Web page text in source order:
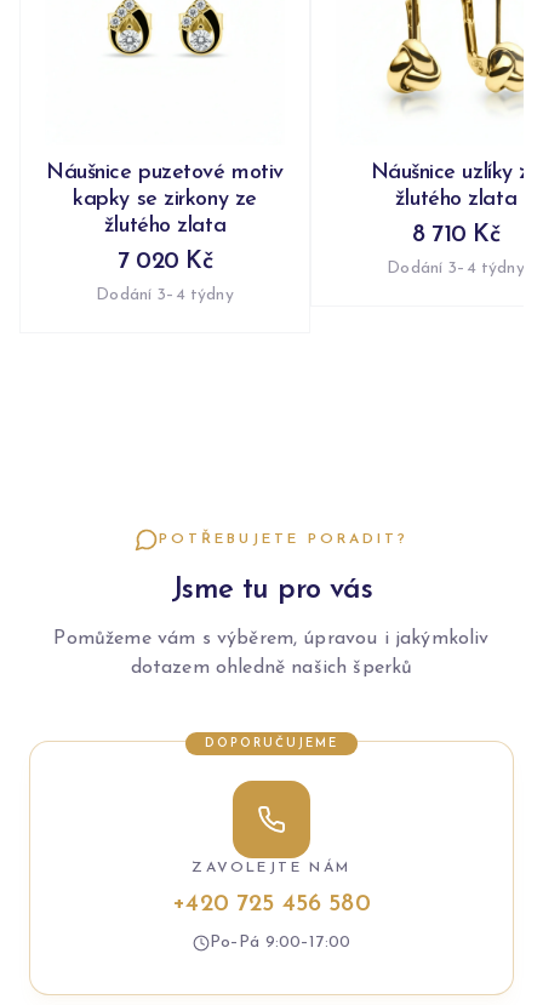
Náušnice puzetové motiv
kapky se zirkony ze
žlutého zlata
7 020 Kč
Dodání 3–4 týdny
Náušnice uzlíky ze
žlutého zlata
8 710 Kč
Dodání 3–4 týdny
POTŘEBUJETE PORADIT?
Jsme tu pro vás
Pomůžeme vám s výběrem, úpravou i jakýmkoliv
dotazem ohledně našich šperků
DOPORUČUJEME
ZAVOLEJTE NÁM
+420 725 456 580
Po–Pá 9:00–17:00